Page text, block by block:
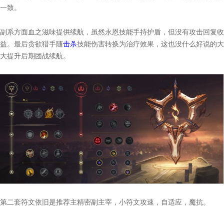
一致。
副系方面血之滋味提供续航，虽然永恩技能手持护盾，但没有攻击回复收
益。最后贪欲猎手随击杀技能伤害转换为治疗效果，这也没什么好说的大
大提升后期团战续航。
第二套符文依旧是推荐主精密副主宰，小符文攻速，自适应，魔抗。